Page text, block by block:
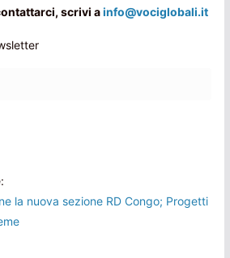
scrivi ainfo@vociglobali.it
la nuova sezione RD Congo; Progetti